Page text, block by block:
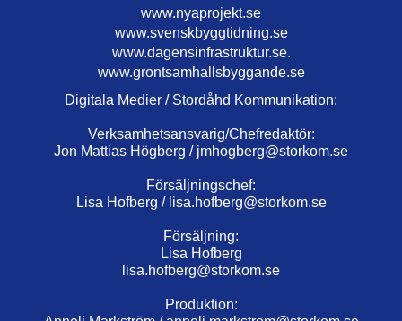
www.nyaprojekt.se
www.svenskbyggtidning.se
www.dagensinfrastruktur.se.
www.grontsamhallsbyggande.se
Digitala Medier / Stordåhd Kommunikation:
Verksamhetsansvarig/Chefredaktör:
Jon Mattias Högberg / jmhogberg@storkom.se
Försäljningschef:
Lisa Hofberg / lisa.hofberg@storkom.se
Försäljning:
Lisa Hofberg
lisa.hofberg@storkom.se
Produktion: